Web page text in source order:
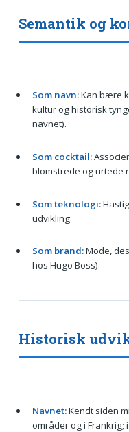
Semantik og
Som navn:Kan bære
kultur og historisk
navnet).
Som cocktail:
blomstrede og urtede
Som teknologi:
udvikling.
Som brand:Mode,
hos Hugo Boss).
Historisk
Navnet:Kendt siden
områder og i